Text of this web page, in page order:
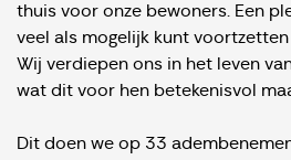
thuis voor onze bewoners. Een
veel als mogelijk kunt voortzetten
Wij verdiepen ons in het leven
wat dit voor hen betekenisvol
Dit doen we op 33